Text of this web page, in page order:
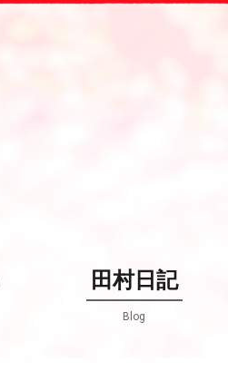
田村日記
Blog